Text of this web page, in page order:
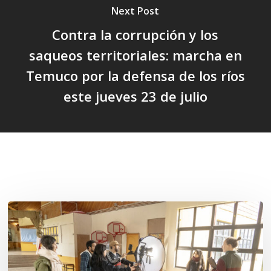
Next Post
Contra la corrupción y los
saqueos territoriales: marcha en
Temuco por la defensa de los ríos
este jueves 23 de julio
Toda
el
agua